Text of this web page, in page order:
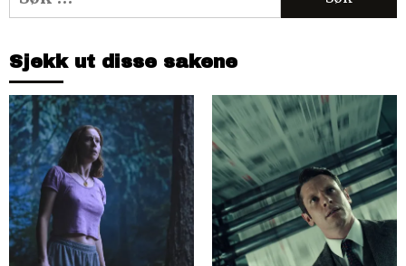
etter:
Sjekk ut disse sakene